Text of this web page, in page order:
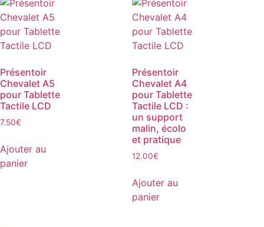
Présentoir
Chevalet A5
pour Tablette
Tactile LCD
7.50€
Ajouter au
panier
Présentoir
Chevalet A4
pour Tablette
Tactile LCD :
un support
malin, écolo
et pratique
12.00€
Ajouter au
panier